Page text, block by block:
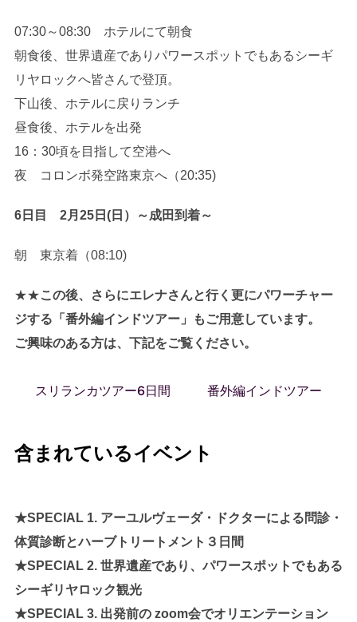
07:30～08:30 ホテルにて朝食
朝食後、世界遺産でありパワースポットでもあるシーギ
リヤロックへ皆さんで登頂。
下山後、ホテルに戻りランチ
昼食後、ホテルを出発
16：30頃を目指して空港へ
夜 コロンボ発空路東京へ（20:35)
6日目 2月25日(日）～成田到着～
朝 東京着（08:10)
★★この後、さらにエレナさんと行く更にパワーチャー
ジする「番外編インドツアー」もご用意しています。
ご興味のある方は、下記をご覧ください。
スリランカツアー6日間 番外編インドツアー
含まれているイベント
★SPECIAL 1. アーユルヴェーダ・ドクターによる問診・
体質診断とハーブトリートメント３日間
★SPECIAL 2. 世界遺産であり、パワースポットでもある
シーギリヤロック観光
★SPECIAL 3. 出発前の zoom会でオリエンテーション